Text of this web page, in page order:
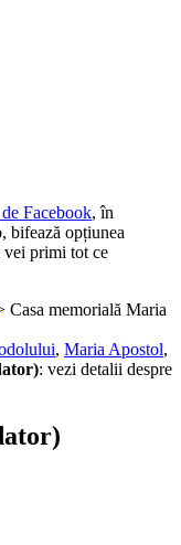
Facebook, în
bifează opțiunea
vei primi tot ce
Casa memorială Maria
, Maria Apostol,
: vezi detalii despre